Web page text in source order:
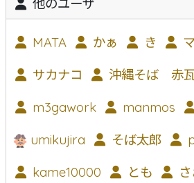
他のユーザ
MATA かぁ き
サカナコ 沖縄そば 赤
m3gawork manmos
umikujira そば太郎
kame10000 とも